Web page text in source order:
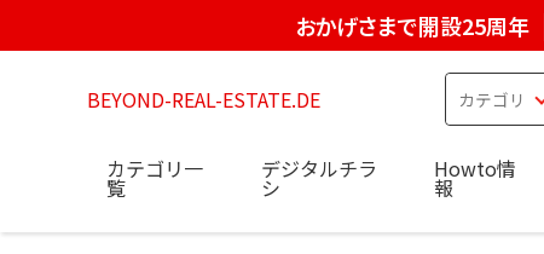
おかげさまで開設25周年
BEYOND-REAL-ESTATE.DE
カテゴリ一
覧
デジタルチラ
シ
Howto情
報